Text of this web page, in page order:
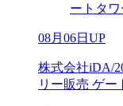
ートタワ
08月06日UP
株式会社iDA/
リー販売 ゲー